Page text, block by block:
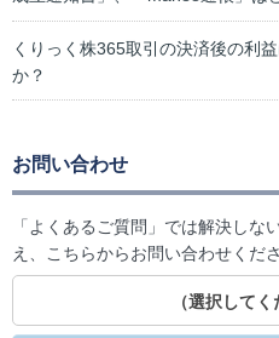
くりっく株365取引の決済後の利
か？
お問い合わせ
「よくあるご質問」では解決しな
え、こちらからお問い合わせくださ
（選択してく